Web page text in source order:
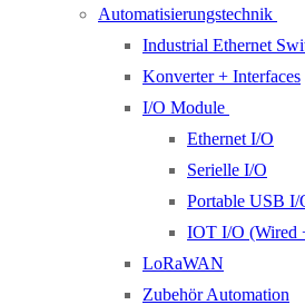
Automatisierungstechnik
Industrial Ethernet
Konverter + Interfaces
I/O Module
Ethernet I/O
Serielle I/O
Portable USB I/
IOT I/O (Wired
LoRaWAN
Zubehör Automation